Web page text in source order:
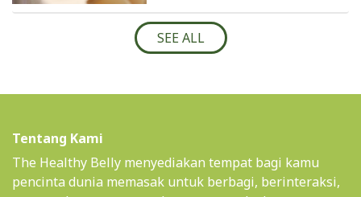
SEE ALL
Tentang Kami
The Healthy Belly menyediakan tempat bagi kamu
pencinta dunia memasak untuk berbagi, berinteraksi,